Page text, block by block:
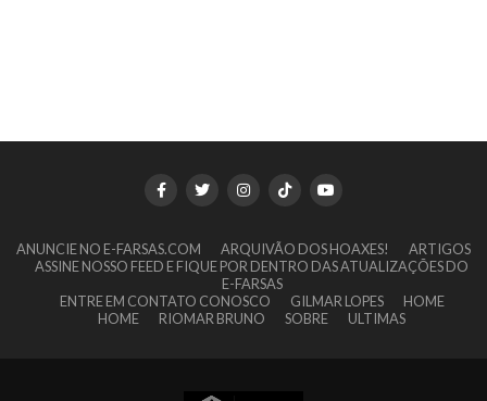
ANUNCIE NO E-FARSAS.COM ARQUIVÃO DOS HOAXES!
ARTIGOS
ASSINE NOSSO FEED E FIQUE POR DENTRO DAS ATUALIZAÇÕES DO
E-FARSAS
ENTRE EM CONTATO CONOSCO
GILMAR LOPES
HOME
HOME
RIOMAR BRUNO SOBRE ULTIMAS